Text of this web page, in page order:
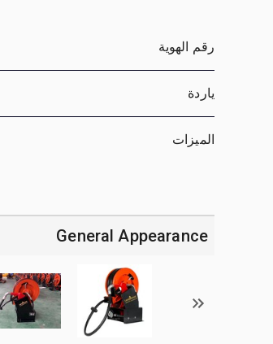
رقم الهوية
ياردة
الميزات
General Appearance